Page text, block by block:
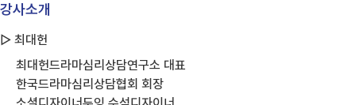
강사소개
▷ 최대헌
최대헌드라마심리상담연구소 대표
한국드라마심리상담협회 회장